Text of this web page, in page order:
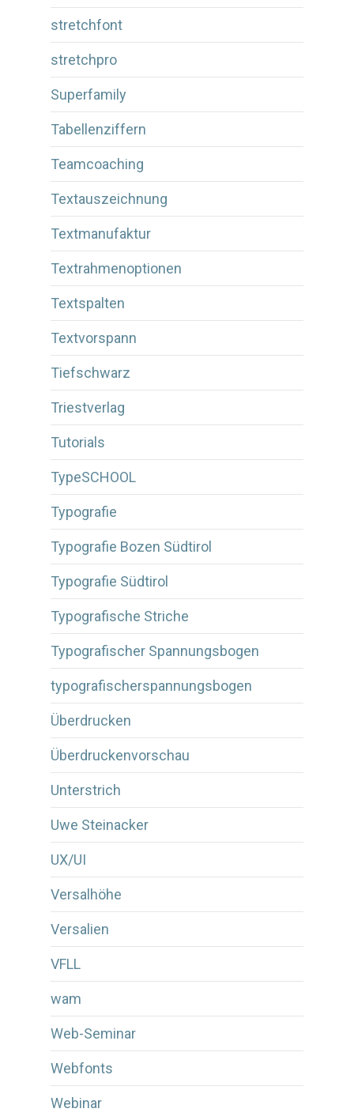
stretchfont
stretchpro
Superfamily
Tabellenziffern
Teamcoaching
Textauszeichnung
Textmanufaktur
Textrahmenoptionen
Textspalten
Textvorspann
Tiefschwarz
Triestverlag
Tutorials
TypeSCHOOL
Typografie
Typografie Bozen Südtirol
Typografie Südtirol
Typografische Striche
Typografischer Spannungsbogen
typografischerspannungsbogen
Überdrucken
Überdruckenvorschau
Unterstrich
Uwe Steinacker
UX/UI
Versalhöhe
Versalien
VFLL
wam
Web-Seminar
Webfonts
Webinar